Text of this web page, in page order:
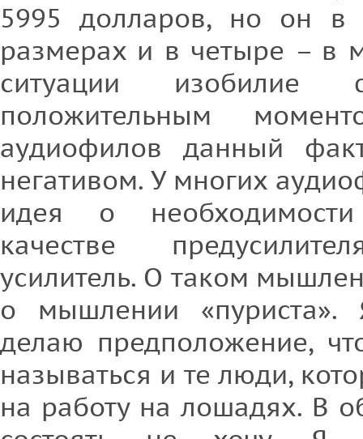
5995 долларов, но он
размерах и в четыре – в
ситуации изобилие
положительным
аудиофилов данный
негативом. У многих
идея о
качестве
усилитель. О таком
о мышлении
делаю предположение,
называться и те люди,
на работу на лошадях. В